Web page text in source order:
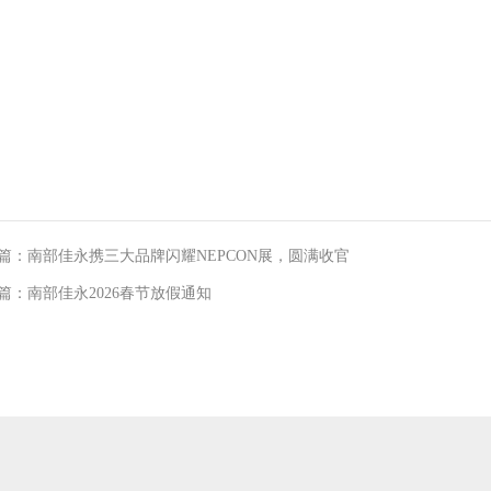
：南部佳永携三大品牌闪耀NEPCON展，圆满收官
：南部佳永2026春节放假通知